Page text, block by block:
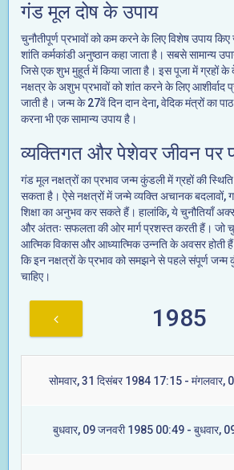
गंड मूल दोष के उपाय
चुनौतीपूर्ण प्रभावों को कम करने के लिए विशेष उपाय किए
शांति कर्मकांडी अनुष्ठान कहा जाता है। सबसे सामान्य
जिसे एक शुभ मुहूर्त में किया जाता है। इस पूजा में ग्रहों
नक्षत्र के अशुभ प्रभावों को शांत करने के लिए आशीर्वाद
जाती है। जन्म के 27वें दिन दान देना, वेदिक मंत्रों का
करना भी एक सामान्य उपाय है।
व्यक्तिगत और पेशेवर जीवन पर
गंड मूल नक्षत्रों का प्रभाव जन्म कुंडली में ग्रहों की
सकता है। ऐसे नक्षत्रों में जन्मे व्यक्ति अचानक बदलावों,
शिक्षा का अनुभव कर सकते हैं। हालांकि, ये चुनौतियाँ
और अंततः सफलता की ओर मार्ग प्रशस्त करती हैं। जो
आत्मिक विकास और आध्यात्मिक उन्नति के अवसर होती
कि इन नक्षत्रों के प्रभाव को समझने से पहले संपूर्ण जन्म
चाहिए।
1985
सोमवार, 31 दिसंबर 1984 17:15 - मंगलवार,
बुधवार, 09 जनवरी 1985 00:49 - बुधवार,